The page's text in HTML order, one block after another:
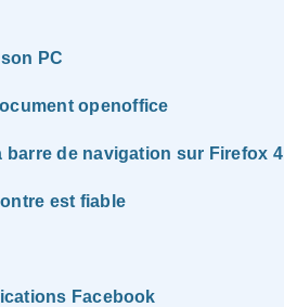
PC
openoffice
barre de navigation sur Firefox 4
est fiable
Facebook